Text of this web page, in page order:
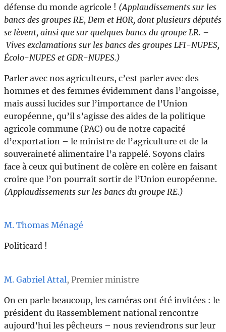
défense du monde agricole ! (Applaudissements sur les
bancs des groupes RE, Dem et HOR, dont plusieurs députés
se lèvent, ainsi que sur quelques bancs du groupe LR. –
Vives exclamations sur les bancs des groupes LFI-NUPES,
Écolo-NUPES et GDR-NUPES.)
Parler avec nos agriculteurs, c’est parler avec des
hommes et des femmes évidemment dans l’angoisse,
mais aussi lucides sur l’importance de l’Union
européenne, qu’il s’agisse des aides de la politique
agricole commune (PAC) ou de notre capacité
d’exportation – le ministre de l’agriculture et de la
souveraineté alimentaire l’a rappelé. Soyons clairs
face à ceux qui butinent de colère en colère en faisant
croire que l’on pourrait sortir de l’Union européenne.
(Applaudissements sur les bancs du groupe RE.)
M. Thomas Ménagé
Politicard !
M. Gabriel Attal, Premier ministre
On en parle beaucoup, les caméras ont été invitées : le
président du Rassemblement national rencontre
aujourd’hui les pêcheurs – nous reviendrons sur leur